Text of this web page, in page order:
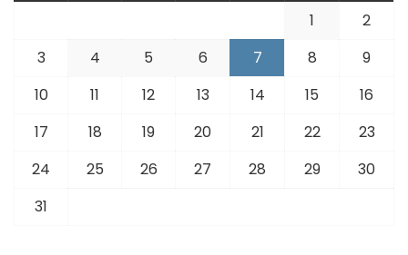
1
2
3
4 5 6 7 8
9
10
11 12 13 14 15
16
17
18 19 20 21 22
23
24
25 26 27 28 29
30
31